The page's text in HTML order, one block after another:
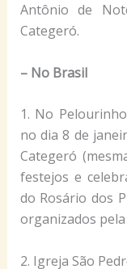
Antônio de
Categeró.
– No Brasil
1. No
no dia 8 de
Categeró
festejos e
do Rosário dos
organizados
2. Igreja São